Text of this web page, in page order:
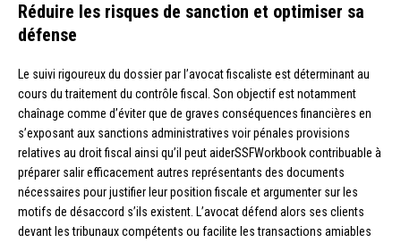
Réduire les risques de sanction et optimiser sa
défense
Le suivi rigoureux du dossier par l’avocat fiscaliste est déterminant au
cours du traitement du contrôle fiscal. Son objectif est notamment
chaînage comme d’éviter que de graves conséquences financières en
s’exposant aux sanctions administratives voir pénales provisions
relatives au droit fiscal ainsi qu’il peut aiderSSFWorkbook contribuable à
préparer salir efficacement autres représentants des documents
nécessaires pour justifier leur position fiscale et argumenter sur les
motifs de désaccord s’ils existent. L’avocat défend alors ses clients
devant les tribunaux compétents ou facilite les transactions amiables